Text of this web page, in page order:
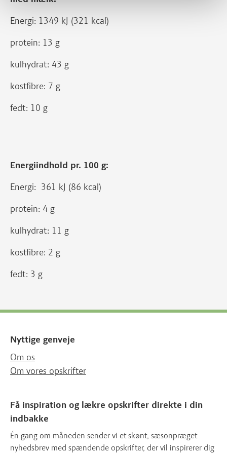
Energi: 1349 kJ (321 kcal)
protein: 13 g
kulhydrat: 43 g
kostfibre: 7 g
fedt: 10 g
Energiindhold pr. 100 g:
Energi: 361 kJ (86 kcal)
protein: 4 g
kulhydrat: 11 g
kostfibre: 2 g
fedt: 3 g
Nyttige genveje
Om os
Om vores opskrifter
Få inspiration og lækre opskrifter direkte i din
indbakke
Én gang om måneden sender vi et skønt, sæsonpræget
nyhedsbrev med spændende opskrifter, der vil inspirerer dig